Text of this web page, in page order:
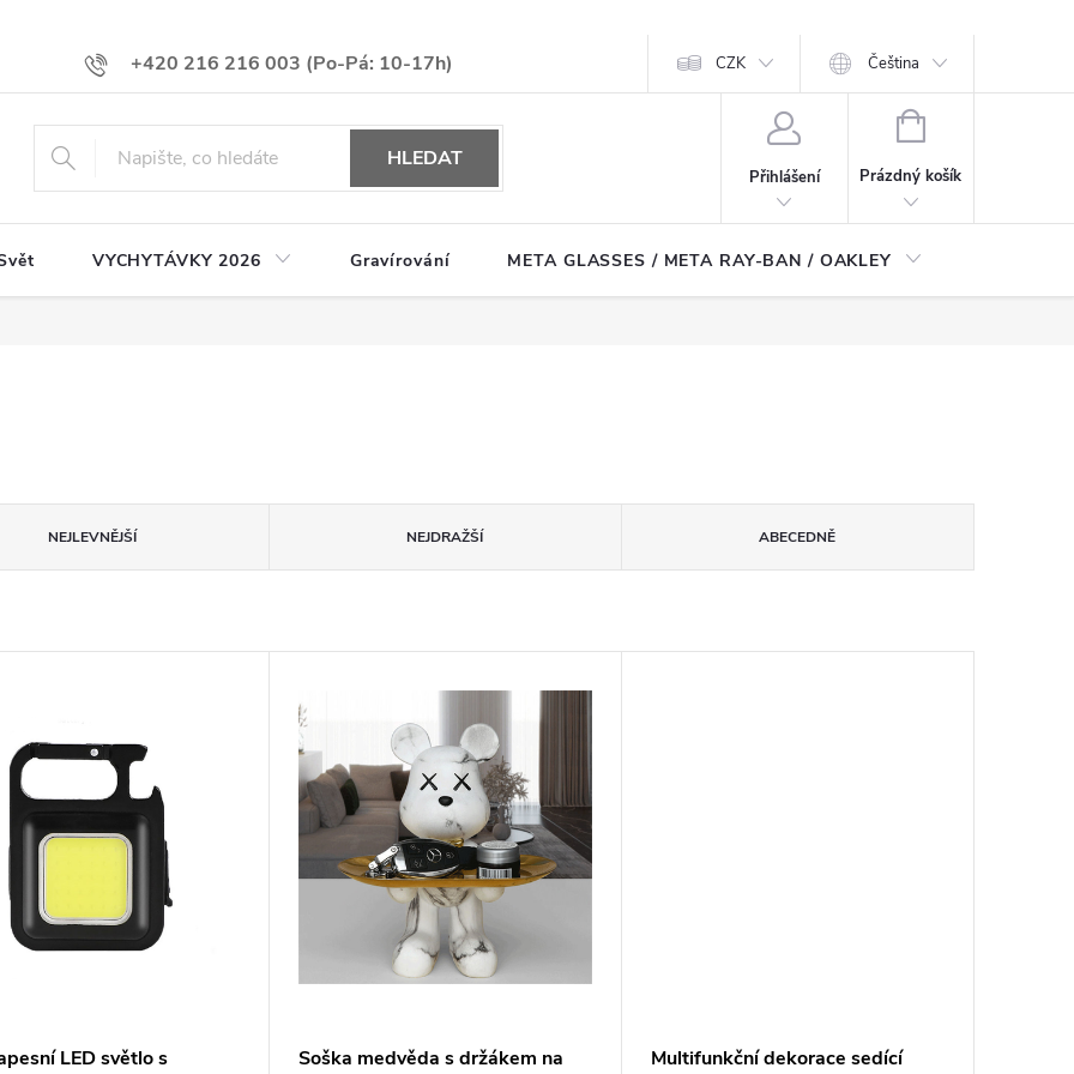
+420 216 216 003 CZK Čeština
HLEDAT
Přihlášení
NÁKUPNÍ
Prázdný košík
VYCHYTÁVKY 2026 Gravírování META GLASSES / META RAY-BAN / OAKLEY
NEJLEVNĚJŠÍ NEJDRAŽŠÍ ABECEDNĚ
LED světlo s
Soška medvěda s držákem na
Multifunkční dekorace sedící